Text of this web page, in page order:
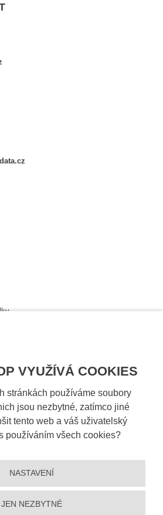
VYUŽÍVÁ COOKIES
stránkách používáme soubory
jsou nezbytné, zatímco jiné
tento web a váš uživatelský
používáním všech cookies?
NASTAVENÍ
JEN NEZBYTNÉ
Ochrana osobních údajů |Mapa stránek ||